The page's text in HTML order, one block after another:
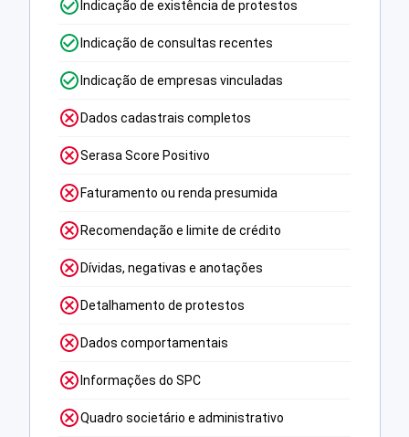
Indicação de existência de protestos
Indicação de consultas recentes
Indicação de empresas vinculadas
Dados cadastrais completos
Serasa Score Positivo
Faturamento ou renda presumida
Recomendação e limite de crédito
Dívidas, negativas e anotações
Detalhamento de protestos
Dados comportamentais
Informações do SPC
Quadro societário e administrativo